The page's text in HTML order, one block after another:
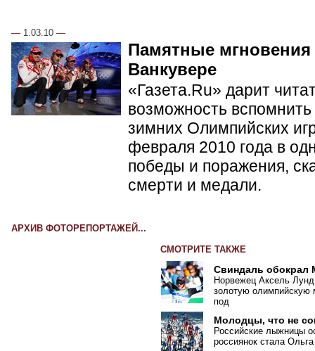
— 1.03.10 —
Памятные
Ванкувере
«Газета.Ru» дарит
возможность
зимних Олимпийских
февраля 2010 года в
победы и поражения,
смерти и медали.
АРХИВ ФОТОРЕПОРТАЖЕЙ...
СМОТРИТЕ ТАКЖЕ
Свиндаль обокрал
Норвежец Аксель
золотую олимпийскую
под
Молодцы, что не
Российские лыжницы
россиянок стала